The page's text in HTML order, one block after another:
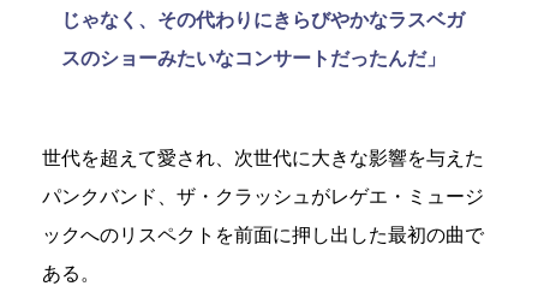
じゃなく、その代わりにきらびやかなラスベガ
スのショーみたいなコンサートだったんだ」
世代を超えて愛され、次世代に大きな影響を与えた
パンクバンド、ザ・クラッシュがレゲエ・ミュージ
ックへのリスペクトを前面に押し出した最初の曲で
ある。